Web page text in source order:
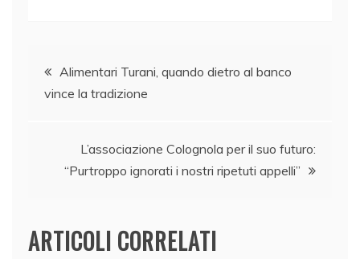
b
o
k
dI
n
A
vi
Navigazione
articoli
Alimentari Turani, quando dietro al banco
vince la tradizione
L’associazione Colognola per il suo futuro:
“Purtroppo ignorati i nostri ripetuti appelli”
ARTICOLI CORRELATI